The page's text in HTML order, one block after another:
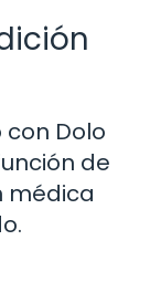
Dolo
de
médica